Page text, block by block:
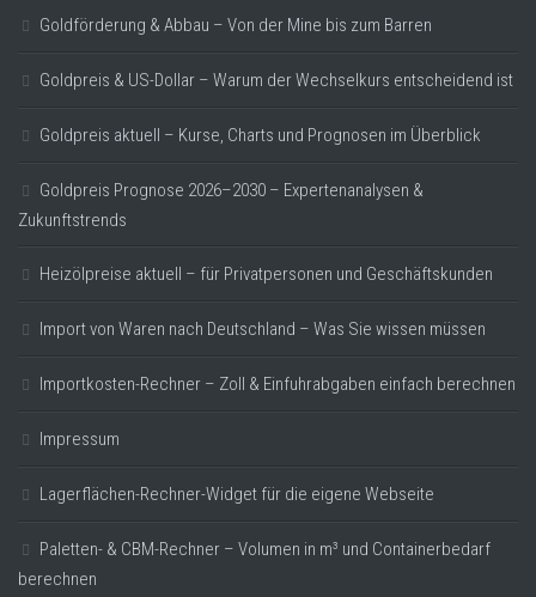
Goldförderung & Abbau – Von der Mine bis zum Barren
Goldpreis & US-Dollar – Warum der Wechselkurs entscheidend ist
Goldpreis aktuell – Kurse, Charts und Prognosen im Überblick
Goldpreis Prognose 2026–2030 – Expertenanalysen &
Zukunftstrends
Heizölpreise aktuell – für Privatpersonen und Geschäftskunden
Import von Waren nach Deutschland – Was Sie wissen müssen
Importkosten-Rechner – Zoll & Einfuhrabgaben einfach berechnen
Impressum
Lagerflächen-Rechner-Widget für die eigene Webseite
Paletten- & CBM-Rechner – Volumen in m³ und Containerbedarf
berechnen